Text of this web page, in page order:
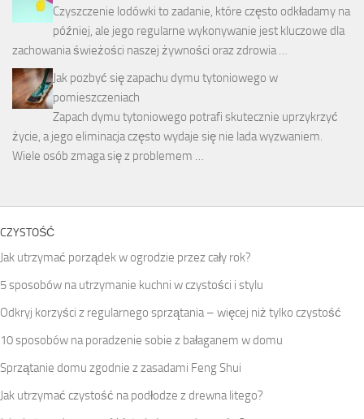
Czyszczenie lodówki to zadanie, które często odkładamy na
później, ale jego regularne wykonywanie jest kluczowe dla
zachowania świeżości naszej żywności oraz zdrowia …
Jak pozbyć się zapachu dymu tytoniowego w
pomieszczeniach
Zapach dymu tytoniowego potrafi skutecznie uprzykrzyć
życie, a jego eliminacja często wydaje się nie lada wyzwaniem.
Wiele osób zmaga się z problemem …
CZYSTOŚĆ
Jak utrzymać porządek w ogrodzie przez cały rok?
5 sposobów na utrzymanie kuchni w czystości i stylu
Odkryj korzyści z regularnego sprzątania – więcej niż tylko czystość
10 sposobów na poradzenie sobie z bałaganem w domu
Sprzątanie domu zgodnie z zasadami Feng Shui
Jak utrzymać czystość na podłodze z drewna litego?